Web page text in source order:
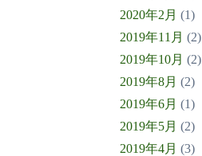
2020年2月 (1)
2019年11月 (2)
2019年10月 (2)
2019年8月 (2)
2019年6月 (1)
2019年5月 (2)
2019年4月 (3)